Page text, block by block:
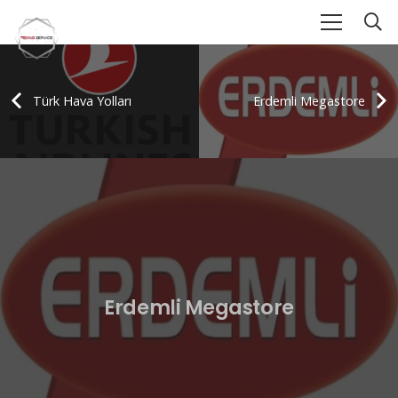
Türk Hava Yolları Erdemli Megastore
Erdemli Megastore